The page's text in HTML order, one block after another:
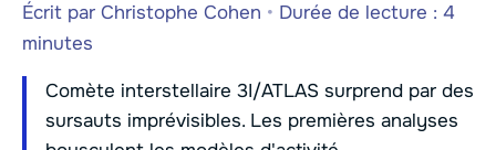
Écrit par Christophe Cohen • Durée de lecture : 4
minutes
Comète interstellaire 3I/ATLAS surprend par des
sursauts imprévisibles. Les premières analyses